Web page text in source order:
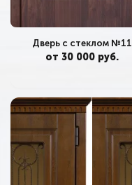
Дверь с стеклом №11
от 30 000 руб.